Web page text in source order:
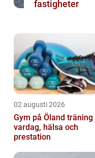
fastigheter
02 augusti 2026
Gym på Öland träning för
vardag, hälsa och
prestation